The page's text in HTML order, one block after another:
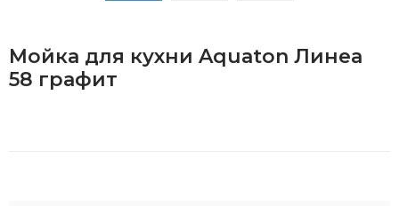
Мойка для кухни Aquaton Линеа
58 графит